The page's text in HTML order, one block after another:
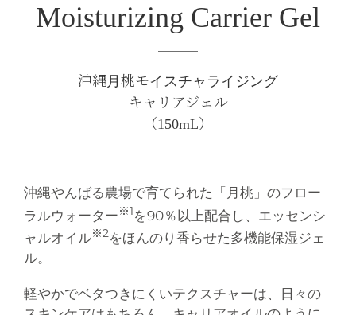
Moisturizing Carrier Gel
沖縄月桃モイスチャライジング
キャリアジェル
（150mL）
沖縄やんばる農場で育てられた「月桃」のフロー
ラルウォーター※1を90％以上配合し、エッセンシ
ャルオイル※2をほんのり香らせた多機能保湿ジェ
ル。
軽やかでベタつきにくいテクスチャーは、日々の